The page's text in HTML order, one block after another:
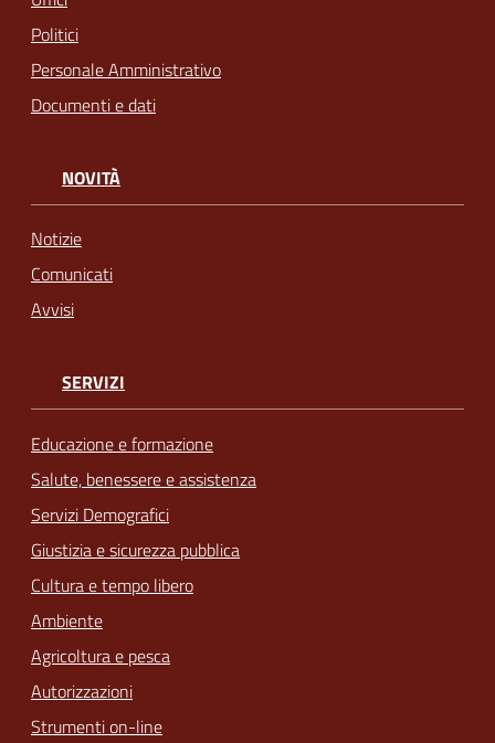
Politici
Personale Amministrativo
Documenti e dati
NOVITÀ
Notizie
Comunicati
Avvisi
SERVIZI
Educazione e formazione
Salute, benessere e assistenza
Servizi Demografici
Giustizia e sicurezza pubblica
Cultura e tempo libero
Ambiente
Agricoltura e pesca
Autorizzazioni
Strumenti on-line